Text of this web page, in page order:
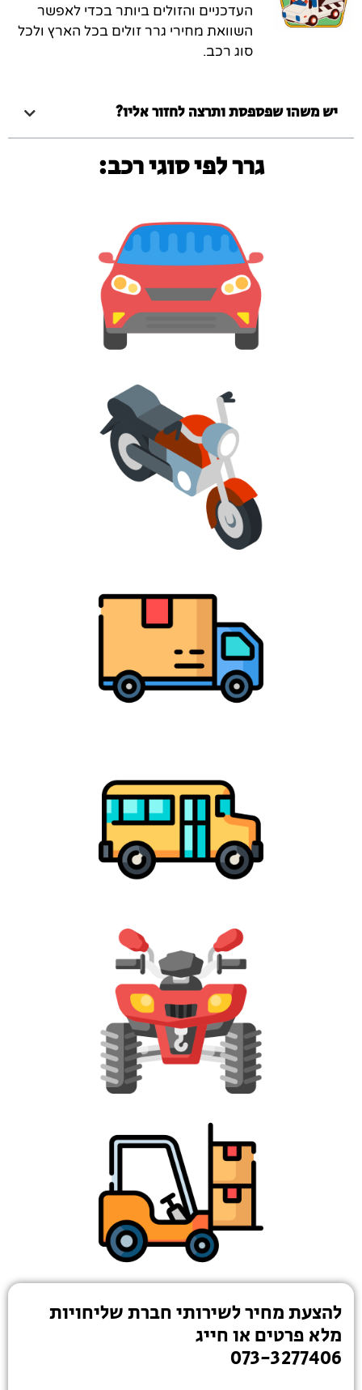
העדכניים והזולים ביותר בכדי לאפשר
השוואת מחירי גרר זולים בכל הארץ ולכל
סוג רכב.
יש משהו שפספסת ותרצה לחזור אליו?
גרר לפי סוגי רכב:
להצעת מחיר לשירותי חברת שליחויות
מלא פרטים או חייג
073-3277406